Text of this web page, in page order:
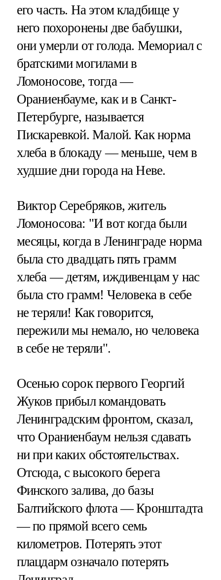
его часть. На этом кладбище у
него похоронены две бабушки,
они умерли от голода. Мемориал с
братскими могилами в
Ломоносове, тогда —
Ораниенбауме, как и в Санкт-
Петербурге, называется
Пискаревкой. Малой. Как норма
хлеба в блокаду — меньше, чем в
худшие дни города на Неве.
Виктор Серебряков, житель
Ломоносова: "И вот когда были
месяцы, когда в Ленинграде норма
была сто двадцать пять грамм
хлеба — детям, иждивенцам у нас
была сто грамм! Человека в себе
не теряли! Как говорится,
пережили мы немало, но человека
в себе не теряли".
Осенью сорок первого Георгий
Жуков прибыл командовать
Ленинградским фронтом, сказал,
что Ораниенбаум нельзя сдавать
ни при каких обстоятельствах.
Отсюда, с высокого берега
Финского залива, до базы
Балтийского флота — Кронштадта
— по прямой всего семь
километров. Потерять этот
плацдарм означало потерять